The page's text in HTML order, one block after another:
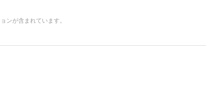
ンが含まれています。